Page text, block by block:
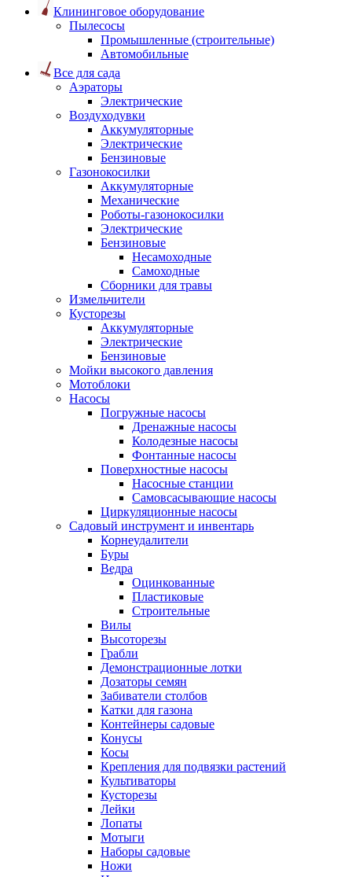
Клининговое оборудование
Пылесосы
Промышленные (строительные)
Автомобильные
Все для сада
Аэраторы
Электрические
Воздуходувки
Аккумуляторные
Электрические
Бензиновые
Газонокосилки
Аккумуляторные
Механические
Роботы-газонокосилки
Электрические
Бензиновые
Несамоходные
Самоходные
Сборники для травы
Измельчители
Кусторезы
Аккумуляторные
Электрические
Бензиновые
Мойки высокого давления
Мотоблоки
Насосы
Погружные насосы
Дренажные насосы
Колодезные насосы
Фонтанные насосы
Поверхностные насосы
Насосные станции
Самовсасывающие насосы
Циркуляционные насосы
Садовый инструмент и инвентарь
Корнеудалители
Буры
Ведра
Оцинкованные
Пластиковые
Строительные
Вилы
Высоторезы
Грабли
Демонстрационные лотки
Дозаторы семян
Забиватели столбов
Катки для газона
Контейнеры садовые
Конусы
Косы
Крепления для подвязки растений
Культиваторы
Кусторезы
Лейки
Лопаты
Мотыги
Наборы садовые
Ножи